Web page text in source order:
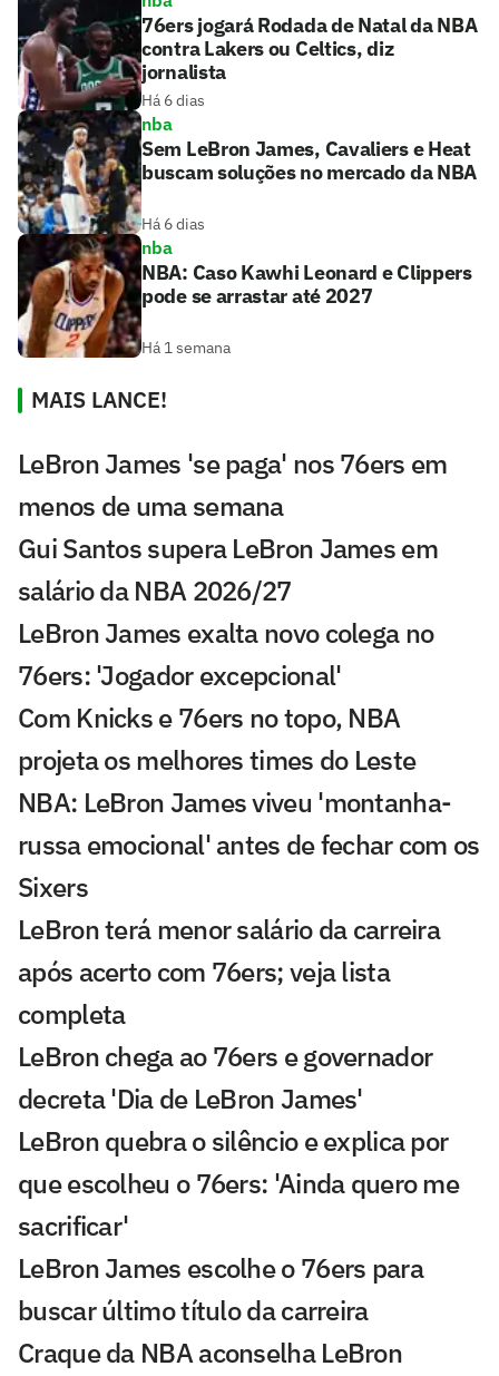
76ers jogará Rodada de Natal da NBA
contra Lakers ou Celtics, diz
jornalista
Há 6 dias
nba
Sem LeBron James, Cavaliers e Heat
buscam soluções no mercado da NBA
Há 6 dias
nba
NBA: Caso Kawhi Leonard e Clippers
pode se arrastar até 2027
Há 1 semana
MAIS LANCE!
LeBron James 'se paga' nos 76ers em
menos de uma semana
Gui Santos supera LeBron James em
salário da NBA 2026/27
LeBron James exalta novo colega no
76ers: 'Jogador excepcional'
Com Knicks e 76ers no topo, NBA
projeta os melhores times do Leste
NBA: LeBron James viveu 'montanha-
russa emocional' antes de fechar com os
Sixers
LeBron terá menor salário da carreira
após acerto com 76ers; veja lista
completa
LeBron chega ao 76ers e governador
decreta 'Dia de LeBron James'
LeBron quebra o silêncio e explica por
que escolheu o 76ers: 'Ainda quero me
sacrificar'
LeBron James escolhe o 76ers para
buscar último título da carreira
Craque da NBA aconselha LeBron